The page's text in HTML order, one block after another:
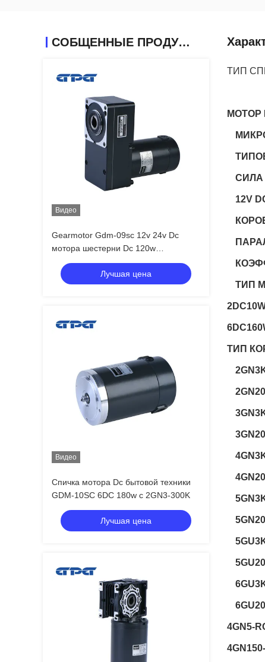
СОБЩЕННЫЕ ПРОДУКТЫ
Видео
Gearmotor Gdm-09sc 12v 24v Dc
мотора шестерни Dc 120w
небольшой с коробкой передач 5gn3-
300k
Лучшая цена
Видео
Спичка мотора Dc бытовой техники
GDM-10SC 6DC 180w с 2GN3-300K
Лучшая цена
ТИП
МОТОР
СИЛА
12V
ТИП
ТИП
4GN5-